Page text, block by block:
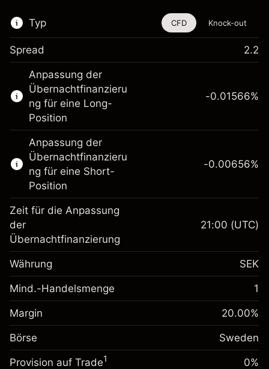
Typ
Dieses Finanzinstrument steht für das Traden
über CFDs und Knock-outs zur Verfügung.
Erfahren Sie mehr über:
CFDs
Knock-outs
CFD Knock-out
Spread 2.2
Anpassung der
Übernachtfinanzieru
ng für eine Long-
Position
SEK 1,000.00
Anpassung der
Übernachtfinanzierung
Gebühren aus
Positionswert
%
Positionsgröße mit Hebelwirkung
~SEK 5,000.00
Geld aus Hebelwirkung ~
-0.01566%
Anpassung der
Übernachtfinanzieru
ng für eine Short-
Position
Margin. Ihre Investition
Anpassung der
Übernachtfinanzierung
fremdfinanzierten
Positionswert
-0.006563%
(-SEK 0.30)
-0.00656%
Zeit für die Anpassung
der
Übernachtfinanzierung
21:00 (UTC)
Währung SEK
Mind.-Handelsmenge 1
Margin 20.00%
Börse Sweden
Provision auf Trade1 0%